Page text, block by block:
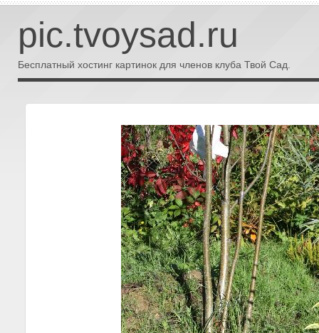
pic.tvoysad.ru
Бесплатный хостинг картинок для членов клуба Твой Сад.